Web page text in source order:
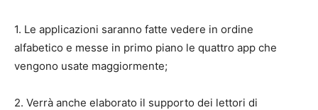
1. Le applicazioni saranno fatte vedere in ordine
alfabetico e messe in primo piano le quattro app che
vengono usate maggiormente;
2. Verrà anche elaborato il supporto dei lettori di